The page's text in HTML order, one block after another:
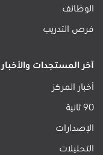
الوظائف
فرص التدريب
آخر المستجدات والأخبار
أخبار المركز
90 ثانية
الإصدارات
التحليلات